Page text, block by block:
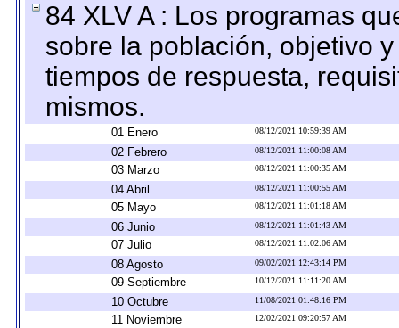
84 XLV A : Los programas
sobre la población, objetivo
tiempos de respuesta,
mismos.
01 Enero 08/12/2021 10:59:39 AM
02 Febrero 08/12/2021 11:00:08 AM
03 Marzo 08/12/2021 11:00:35 AM
04 Abril 08/12/2021 11:00:55 AM
05 Mayo 08/12/2021 11:01:18 AM
06 Junio 08/12/2021 11:01:43 AM
07 Julio 08/12/2021 11:02:06 AM
08 Agosto 09/02/2021 12:43:14 PM
09 Septiembre 10/12/2021 11:11:20 AM
10 Octubre 11/08/2021 01:48:16 PM
11 Noviembre 12/02/2021 09:20:57 AM